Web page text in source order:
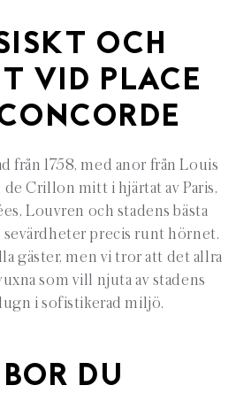
OCH
VID PLACE
från 1758, med anor från Louis
Crillon mitt i hjärtat av Paris,
Louvren och stadens bästa
precis runt hörnet.
gäster, men vi tror att det allra
som vill njuta av stadens
i sofistikerad miljö.
DU